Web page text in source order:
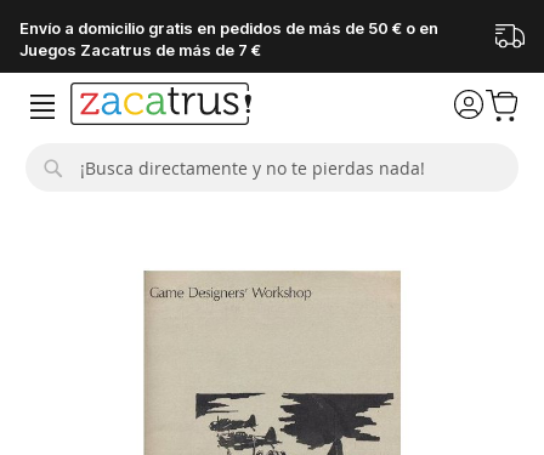
Envío a domicilio gratis en pedidos de más de 50 € o en
Juegos Zacatrus de más de 7 €